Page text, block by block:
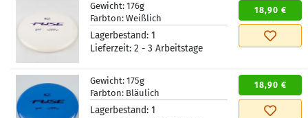
Gewicht: 176g
Farbton: Weißlich
Lagerbestand: 1
Lieferzeit: 2 - 3 Arbeitstage
18,90 €
Gewicht: 175g
Farbton: Bläulich
Lagerbestand: 1
18,90 €